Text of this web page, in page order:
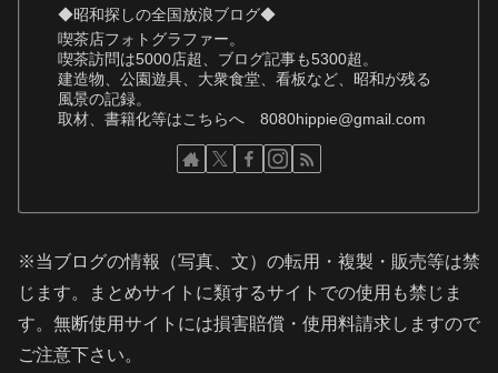
◆昭和探しの全国放浪ブログ◆
喫茶店フォトグラファー。
喫茶訪問は5000店超、ブログ記事も5300超。
建造物、公園遊具、大衆食堂、看板など、昭和が残る
風景の記録。
取材、書籍化等はこちらへ 8080hippie@gmail.com
※当ブログの情報（写真、文）の転用・複製・販売等は禁
じます。まとめサイトに類するサイトでの使用も禁じま
す。無断使用サイトには損害賠償・使用料請求しますので
ご注意下さい。